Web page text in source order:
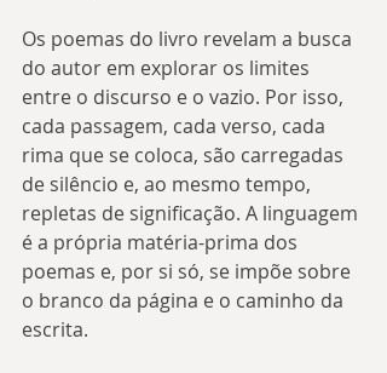
Os poemas do livro revelam a busca
do autor em explorar os limites
entre o discurso e o vazio. Por isso,
cada passagem, cada verso, cada
rima que se coloca, são carregadas
de silêncio e, ao mesmo tempo,
repletas de significação. A linguagem
é a própria matéria-prima dos
poemas e, por si só, se impõe sobre
o branco da página e o caminho da
escrita.